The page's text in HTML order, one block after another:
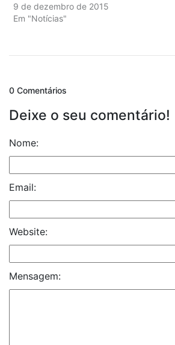
9 de dezembro de 2015
Em "Notícias"
0 Comentários
Deixe o seu comentário!
Nome:
Email:
Website:
Mensagem: